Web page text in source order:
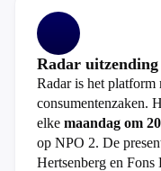
Radar uitzending
Radar is het
consumentenzaken.
elke maandag om
op NPO 2. De
Hertsenberg en Fons